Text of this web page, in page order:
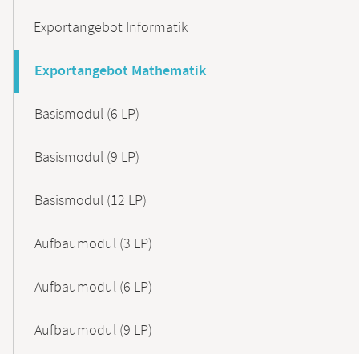
Exportangebot Informatik
Exportangebot Mathematik
Basismodul (6 LP)
Basismodul (9 LP)
Basismodul (12 LP)
Aufbaumodul (3 LP)
Aufbaumodul (6 LP)
Aufbaumodul (9 LP)